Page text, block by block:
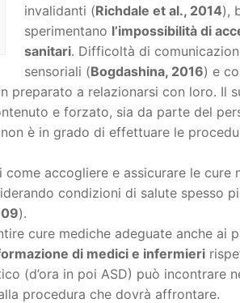
invalidanti (Richdale et al., 2014),
sperimentano l’impossibilità di
sanitari. Difficoltà di
sensoriali (Bogdashina, 2016) e
preparato a relazionarsi con loro. Il
e forzato, sia da parte del
è in grado di effettuare le
accogliere e assicurare le cure
condizioni di salute spesso
).
cure mediche adeguate anche
di medici e infermieri
(d’ora in poi ASD) può incontrare
procedura che dovrà affrontare.